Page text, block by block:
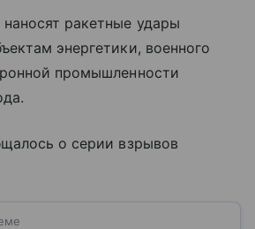
ракетные удары
энергетики, военного
промышленности
о серии взрывов